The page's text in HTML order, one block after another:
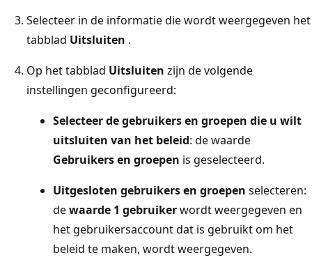
Selecteer in de informatie die wordt weergegeven het
tabblad Uitsluiten .
Op het tabblad Uitsluiten zijn de volgende
instellingen geconfigureerd:
Selecteer de gebruikers en groepen die u wilt
uitsluiten van het beleid: de waarde
Gebruikers en groepen is geselecteerd.
Uitgesloten gebruikers en groepen selecteren:
dewaarde 1 gebruikerwordt weergegeven en
het gebruikersaccount dat is gebruikt om het
beleid te maken, wordt weergegeven.